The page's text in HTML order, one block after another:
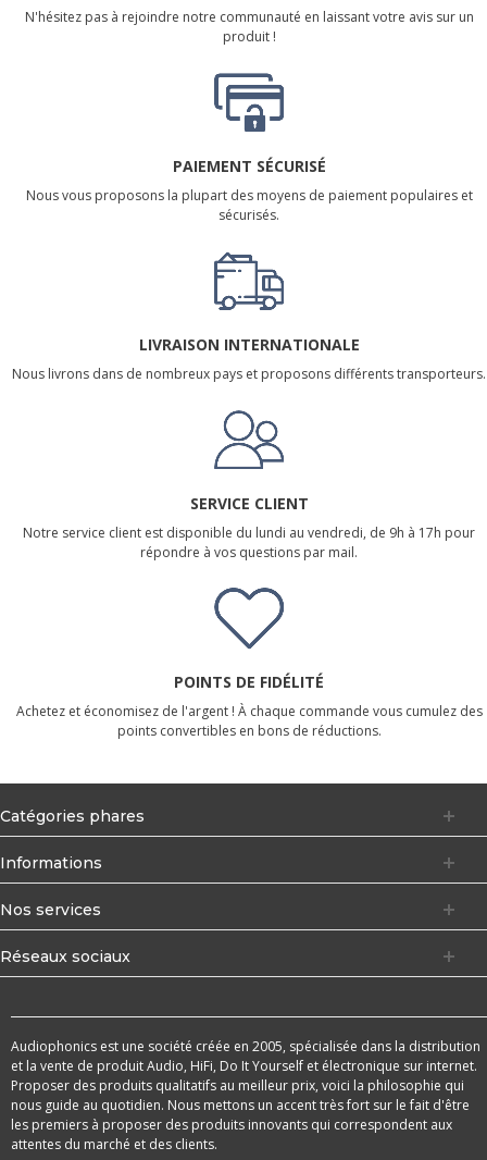
N'hésitez pas à rejoindre notre communauté en laissant votre avis sur un
produit !
PAIEMENT SÉCURISÉ
Nous vous proposons la plupart des moyens de paiement populaires et
sécurisés.
LIVRAISON INTERNATIONALE
Nous livrons dans de nombreux pays et proposons différents transporteurs.
SERVICE CLIENT
Notre service client est disponible du lundi au vendredi, de 9h à 17h pour
répondre à vos questions par mail.
POINTS DE FIDÉLITÉ
Achetez et économisez de l'argent ! À chaque commande vous cumulez des
points convertibles en bons de réductions.
Catégories phares
Informations
Nos services
Réseaux sociaux
Audiophonics est une société créée en 2005, spécialisée dans la distribution
et la vente de produit Audio, HiFi, Do It Yourself et électronique sur internet.
Proposer des produits qualitatifs au meilleur prix, voici la philosophie qui
nous guide au quotidien. Nous mettons un accent très fort sur le fait d'être
les premiers à proposer des produits innovants qui correspondent aux
attentes du marché et des clients.